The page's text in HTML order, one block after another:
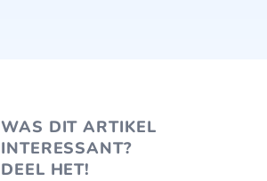
WAS DIT ARTIKEL
INTERESSANT?
DEEL HET!